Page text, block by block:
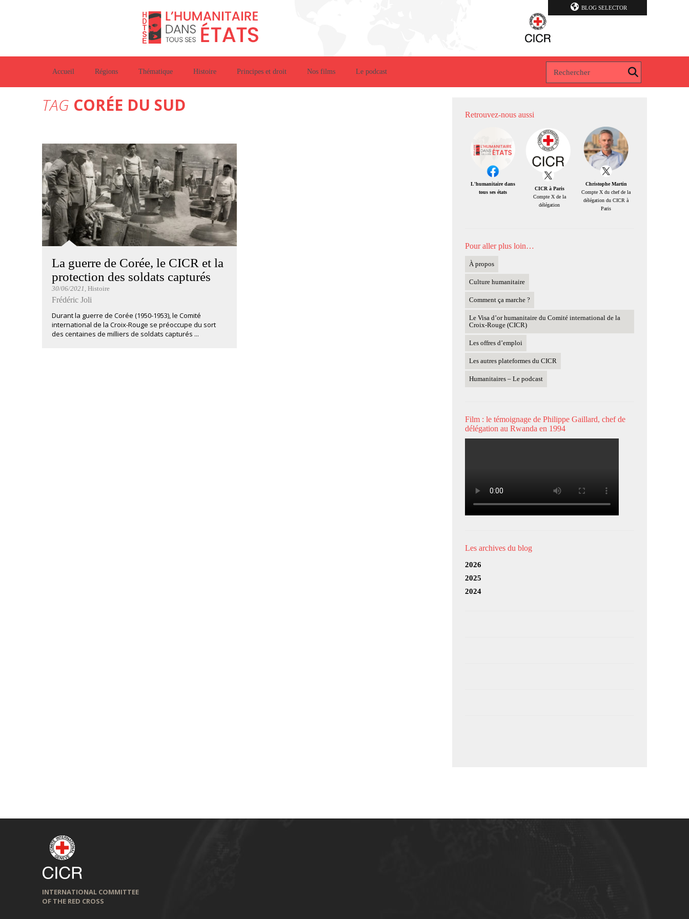
BLOG SELECTOR
Accueil Régions Thématique Histoire Principes et droit Nos films Le podcast
TAG CORÉE DU SUD
La guerre de Corée, le CICR et la
protection des soldats capturés
30/06/2021 , Histoire
Frédéric Joli
Durant la guerre de Corée (1950-1953), le Comité
international de la Croix-Rouge se préoccupe du sort
des centaines de milliers de soldats capturés ...
Retrouvez-nous aussi
L'humanitaire dans
tous ses états
CICR à Paris
Compte X de la
délégation
Christophe Martin
Compte X du chef de la
délégation du CICR à
Paris
Pour aller plus loin…
À propos
Culture humanitaire
Comment ça marche ?
Le Visa d’or humanitaire du Comité international de la
Croix-Rouge (CICR)
Les offres d’emploi
Les autres plateformes du CICR
Humanitaires – Le podcast
Film : le témoignage de Philippe Gaillard, chef de
délégation au Rwanda en 1994
Les archives du blog
2026
2025
2024
INTERNATIONAL COMMITTEE
OF THE RED CROSS